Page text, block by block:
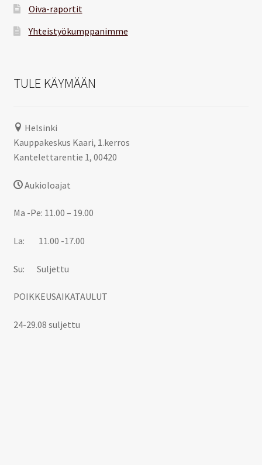
Oiva-raportit
Yhteistyökumppanimme
TULE KÄYMÄÄN
Helsinki
Kauppakeskus Kaari, 1.kerros
Kantelettarentie 1, 00420
Aukioloajat
Ma -Pe: 11.00 – 19.00
La: 11.00 -17.00
Su: Suljettu
POIKKEUSAIKATAULUT
24-29.08 suljettu